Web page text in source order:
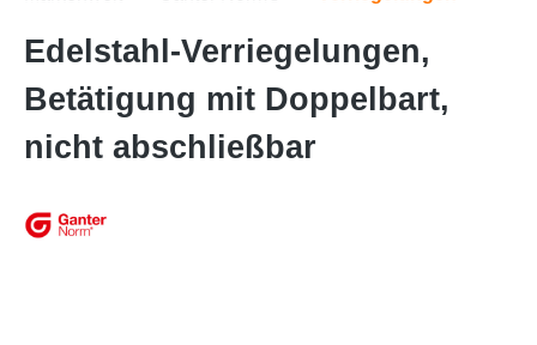
Edelstahl-Verriegelungen,
Betätigung mit Doppelbart,
nicht abschließbar